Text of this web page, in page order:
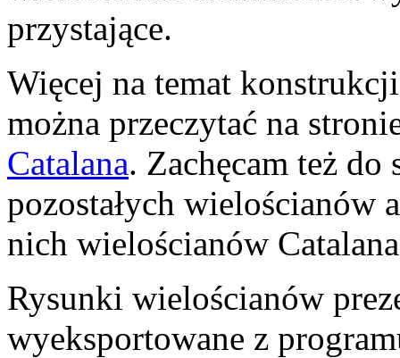
przystające.
Więcej na temat
można przeczytać na
Catalana. Zachęcam też do
pozostałych wielościanów
nich wielościanów
Rysunki wielościanów
wyeksportowane z